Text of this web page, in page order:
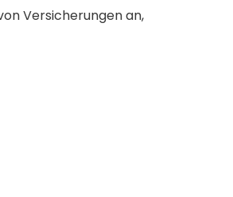
Versicherungen an,